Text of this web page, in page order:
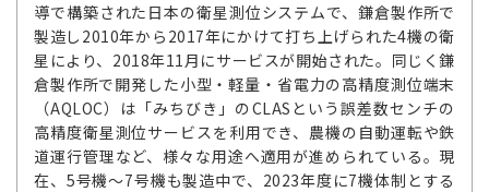
導で構築された日本の衛星測位システムで、鎌倉製作所で
製造し2010年から2017年にかけて打ち上げられた4機の衛
星により、2018年11月にサービスが開始された。同じく鎌
倉製作所で開発した小型・軽量・省電力の高精度測位端末
（AQLOC）は「みちびき」のCLASという誤差数センチの
高精度衛星測位サービスを利用でき、農機の自動運転や鉄
道運行管理など、様々な用途へ適用が進められている。現
在、5号機～7号機も製造中で、2023年度に7機体制とする